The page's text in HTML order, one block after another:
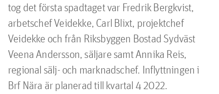
tog det första spadtaget var Fredrik Bergkvist,
arbetschef Veidekke, Carl Blixt, projektchef
Veidekke och från Riksbyggen Bostad Sydväst
Veena Andersson, säljare samt Annika Reis,
regional sälj- och marknadschef. Inflyttningen i
Brf Nära är planerad till kvartal 4 2022.